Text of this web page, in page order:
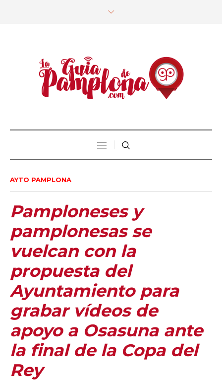
AYTO PAMPLONA
Pamploneses y
pamplonesas se
vuelcan con la
propuesta del
Ayuntamiento para
grabar vídeos de
apoyo a Osasuna ante
la final de la Copa del
Rey